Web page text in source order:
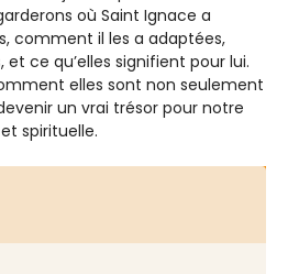
où Saint Ignace a
comment il les a adaptées,
ce qu’elles signifient pour lui.
elles sont non seulement
un vrai trésor pour notre
spirituelle.